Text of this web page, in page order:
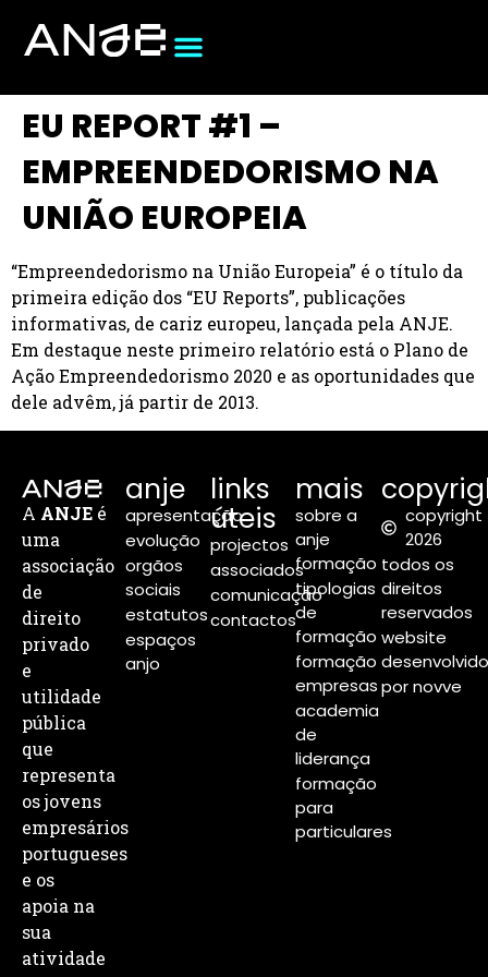
EU REPORT #1 –
EMPREENDEDORISMO NA
UNIÃO EUROPEIA
“Empreendedorismo na União Europeia” é o título da
primeira edição dos “EU Reports”, publicações
informativas, de cariz europeu, lançada pela ANJE.
Em destaque neste primeiro relatório está o Plano de
Ação Empreendedorismo 2020 e as oportunidades que
dele advêm, já partir de 2013.
A ANJE é
uma
associação
de
direito
privado
e
utilidade
pública
que
representa
os jovens
empresários
portugueses
e os
apoia na
sua
atividade
anje
apresentação
evolução
orgãos
sociais
estatutos
espaços
anjo
links
úteis
projectos
associados
comunicação
contactos
mais
sobre a
anje
formação
tipologias
de
formação
formação
empresas
academia
de
liderança
formação
para
particulares
copyright
2026
todos os
direitos
reservados
website
desenvolvido
por novve